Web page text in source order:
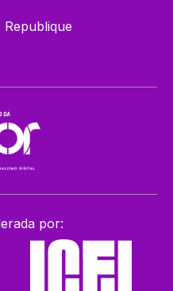
Republique
por: